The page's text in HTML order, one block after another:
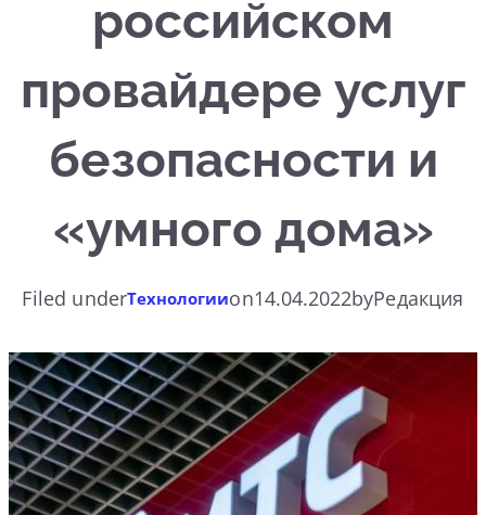
российском
провайдере услуг
безопасности и
«умного дома»
Filed underТехнологииon14.04.2022byРедакция